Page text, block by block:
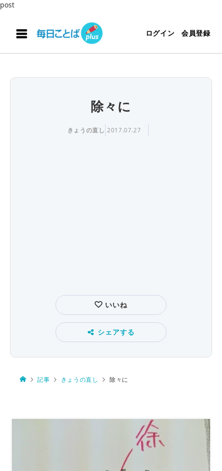
post
ログイン 会員登録
除々に
きょうの直し 2017.07.27
いいね
シェアする
記事 きょうの直し 除々に